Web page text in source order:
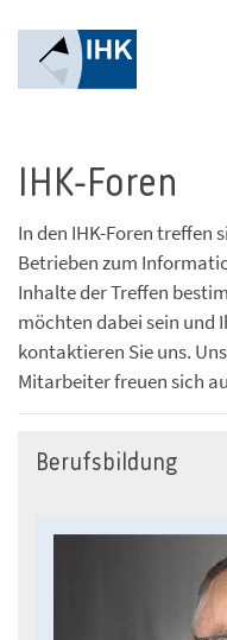
IHK-Foren
In den IHK-Foren treffen
Betrieben zum
Inhalte der Treffen
möchten dabei sein und
kontaktieren Sie uns.
Mitarbeiter freuen sich
Berufsbildung